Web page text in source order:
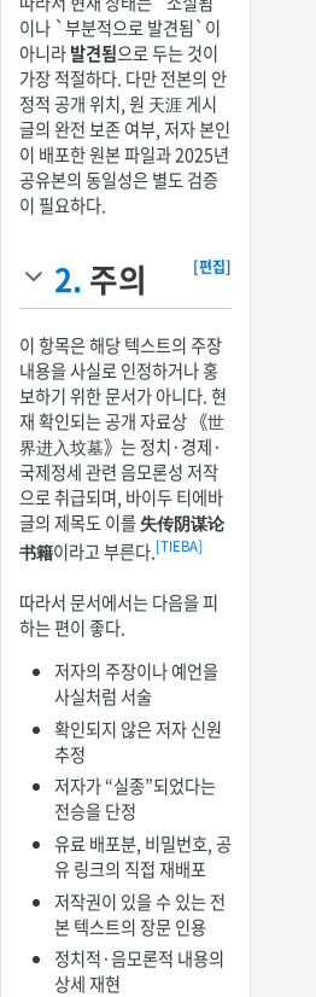
이나 `부분적으로 발견됨`이
아니라발견됨으로 두는 것이
가장 적절하다. 다만 전본의 안
정적 공개 위치, 원 天涯 게시
글의 완전 보존 여부, 저자 본인
이 배포한 원본 파일과 2025년
공유본의 동일성은 별도 검증
이 필요하다.
2. 주의 [편집]
이 항목은 해당 텍스트의 주장
내용을 사실로 인정하거나 홍
보하기 위한 문서가 아니다. 현
재 확인되는 공개 자료상 《世
界进入坟墓》는 정치·경제·
국제정세 관련 음모론성 저작
으로 취급되며, 바이두 티에바
글의 제목도 이를失传阴谋论
书籍이라고 부른다.[TIEBA]
따라서 문서에서는 다음을 피
하는 편이 좋다.
저자의 주장이나 예언을
사실처럼 서술
확인되지 않은 저자 신원
추정
저자가 “실종”되었다는
전승을 단정
유료 배포분, 비밀번호, 공
유 링크의 직접 재배포
저작권이 있을 수 있는 전
본 텍스트의 장문 인용
정치적·음모론적 내용의
상세 재현